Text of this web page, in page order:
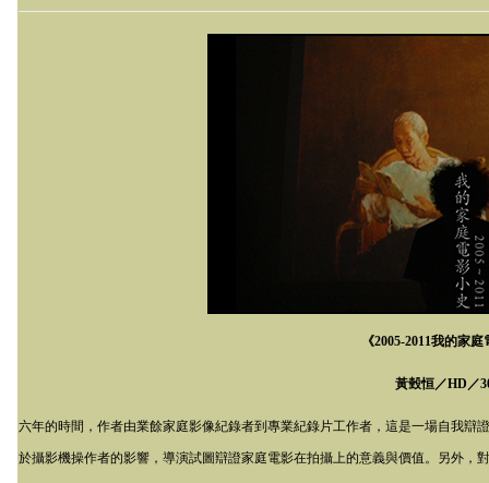
《2005-2011我的家庭
黃瑴恒／HD ／
六年的時間，作者由業餘家庭影像紀錄者到專業紀錄片工作者，這是一場自我
於攝影機操作者的影響，導演試圖辯證家庭電影在拍攝上的意義與價值。另外